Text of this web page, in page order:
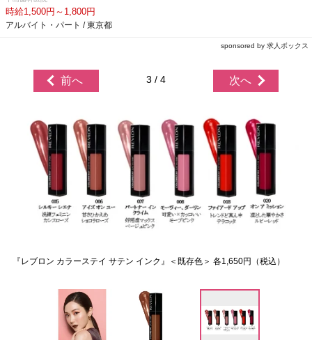
時給1,500円～1,800円
アルバイト・パート / 東京都
sponsored by 求人ボックス
前へ 3 / 4 次へ
『レブロン カラーステイ サテン インク』＜既存色＞ 各1,650円（税込）